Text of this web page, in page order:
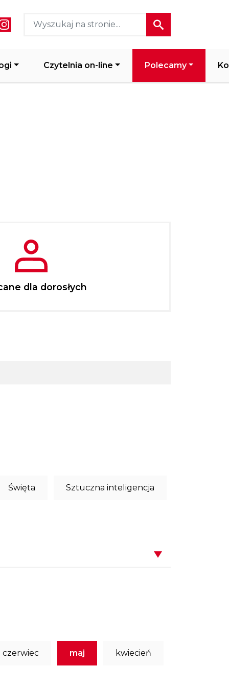
media header
Czytelnia on-line Polecamy
dla dorosłych
Święta Sztuczna inteligencja
czerwiec maj kwiecień